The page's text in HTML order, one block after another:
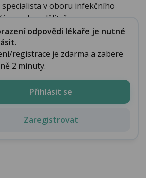
specialista v oboru infekčního
mohu sdělit, ž...
odpovědi lékaře je nutné
registrace je zdarma a zabere
2 minuty.
Přihlásit se
Zaregistrovat